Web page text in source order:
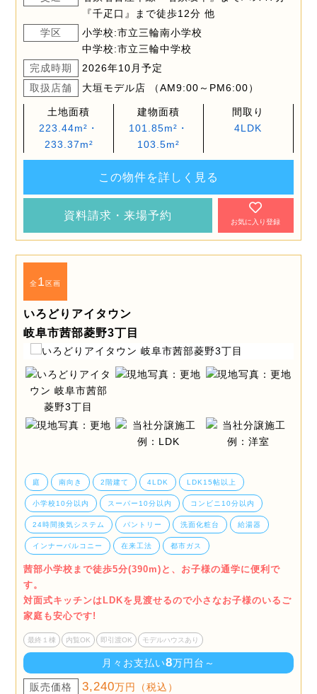
『千疋口』まで徒歩12分 他
学区
小学校:市立三輪南小学校
中学校:市立三輪中学校
完成時期
2026年10月予定
取扱店舗
大垣モデル店 （AM9:00～PM6:00）
土地面積
223.44m²・
233.37m²
建物面積
101.85m²・
103.5m²
間取り
4LDK
この物件を詳しく見る
資料請求・来場予約
お気に入り登録
全1区画
いろどりアイタウン
岐阜市茜部菱野3丁目
庭 南向き 2階建て 4LDK LDK15帖以上
小学校10分以内 スーパー10分以内 コンビニ10分以内
24時間換気システム パントリー 洗面化粧台 給湯器
インナーバルコニー 在来工法 都市ガス
茜部小学校まで徒歩5分(390m)と、お子様の通学に便利で
す。
対面式キッチンはLDKを見渡せるので小さなお子様のいるご
家庭も安心です!
最終１棟 内覧OK 即引渡OK モデルハウスあり
月々お支払い8万円台～
販売価格 3,240万円（税込）